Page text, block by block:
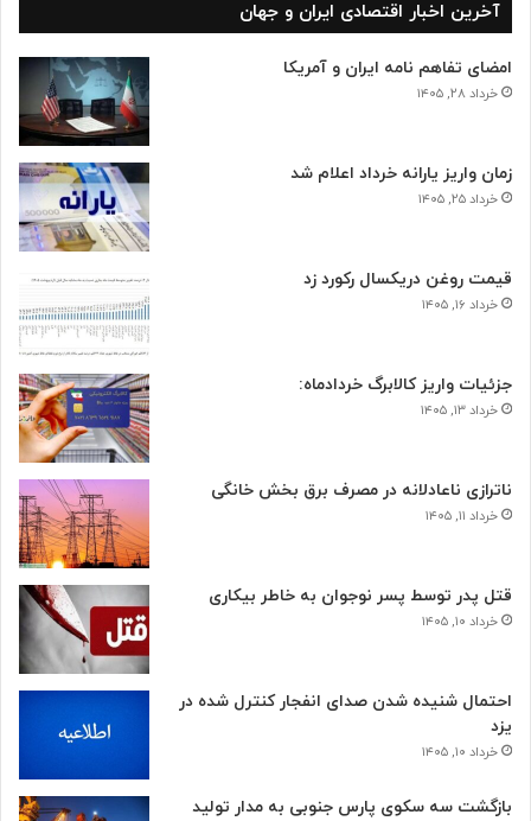
آخرین اخبار اقتصادی ایران و جهان
امضای تفاهم نامه ایران و آمریکا
خرداد ۲۸, ۱۴۰۵
زمان واریز یارانه خرداد اعلام شد
خرداد ۲۵, ۱۴۰۵
قیمت روغن دریکسال رکورد زد
خرداد ۱۶, ۱۴۰۵
جزئیات واریز کالابرگ خردادماه:
خرداد ۱۳, ۱۴۰۵
ناترازی ناعادلانه در مصرف برق بخش خانگی
خرداد ۱۱, ۱۴۰۵
قتل پدر توسط پسر نوجوان به خاطر بیکاری
خرداد ۱۰, ۱۴۰۵
احتمال شنیده شدن صدای انفجار کنترل شده در
یزد
خرداد ۱۰, ۱۴۰۵
بازگشت سه سکوی پارس جنوبی به مدار تولید